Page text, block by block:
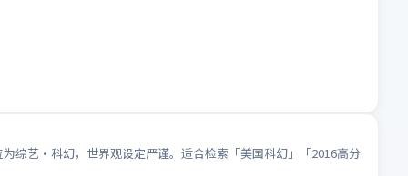
综艺·科幻，世界观设定严谨。适合检索「美国科幻」「2016高分